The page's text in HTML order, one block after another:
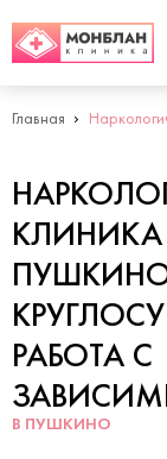
Главная
КЛИНИКА
РАБОТА С
В ПУШКИНО